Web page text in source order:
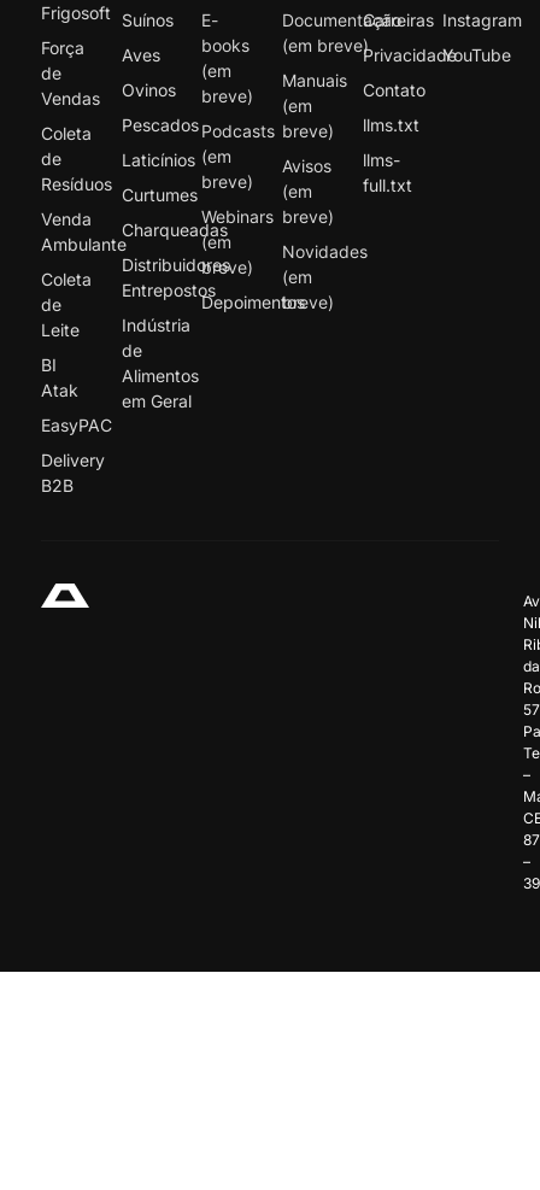
Frigosoft
Força
de
Vendas
Coleta
de
Resíduos
Venda
Ambulante
Coleta
de
Leite
BI
Atak
EasyPAC
Delivery
B2B
Suínos
Aves
Ovinos
Pescados
Laticínios
Curtumes
Charqueadas
Distribuidores
Entrepostos
Indústria
de
Alimentos
em Geral
E-
books
(em
breve)
Podcasts
(em
breve)
Webinars
(em
breve)
Depoimentos
Documentação
(em breve)
Manuais
(em
breve)
Avisos
(em
breve)
Novidades
(em
breve)
Carreiras
Privacidade
Contato
llms.txt
llms-
full.txt
Instagram
YouTube
da
–
–